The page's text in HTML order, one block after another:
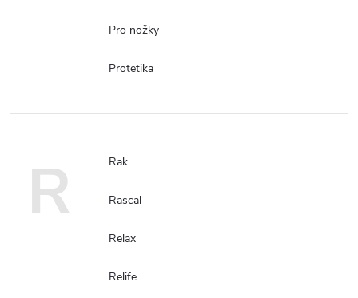
Pro nožky
Protetika
R Rak
Rascal
Relax
Relife